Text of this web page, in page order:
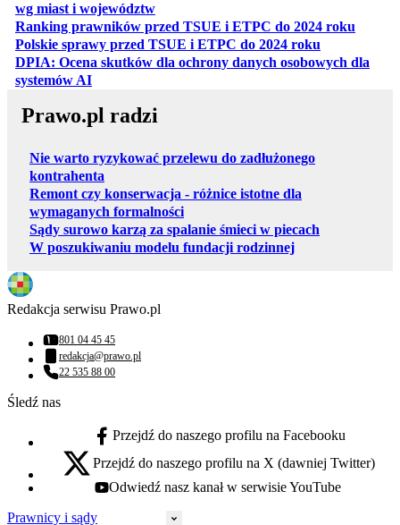
wg miast i województwotwiera się w nowej karcie
Ranking prawników przed TSUE i ETPC do 2024 roku
Polskie sprawy przed TSUE i ETPC do 2024 roku
DPIA: Ocena skutków dla ochrony danych osobowych dla
systemów AIotwiera się w nowej karcie
Prawo.pl radzi
Nie warto ryzykować przelewu do zadłużonego
kontrahenta
Remont czy konserwacja - różnice istotne dla
wymaganych formalności
Sądy surowo karzą za spalanie śmieci w piecach
W poszukiwaniu modelu fundacji rodzinnej
Redakcja serwisu Prawo.pl
Numer telefonu:
801 04 45 45
Adres email:
redakcja@prawo.pl
Numer telefonu:
22 535 88 00
Śledź nas
facebook - otwiera się w nowej karcie
Przejdź do naszego profilu na Facebooku
x - otwiera się w nowej karcie
Przejdź do naszego profilu na X (dawniej Twitter)
youtube - otwiera się w nowej karcie
Odwiedź nasz kanał w serwisie YouTube
Prawnicy i sądy